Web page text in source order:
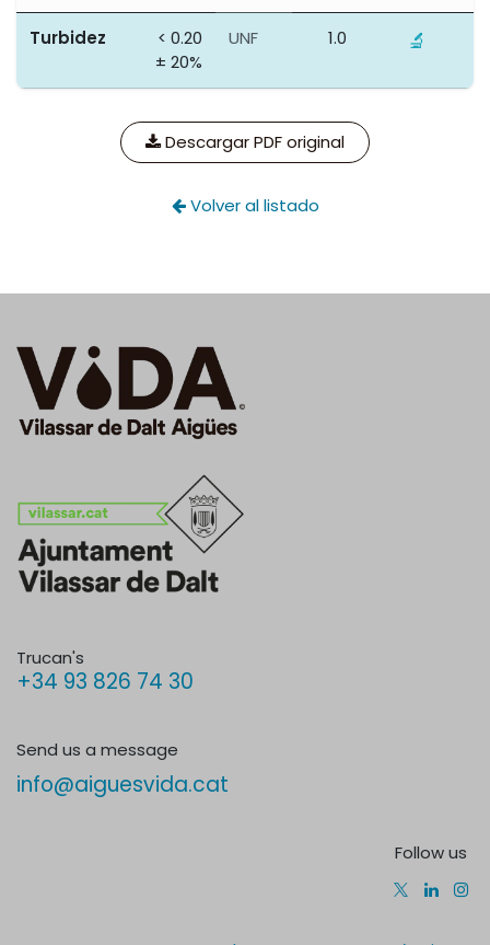
Turbidez
< 0.20
± 20%
UNF 1.0 🔬
Descargar PDF original
Volver al listado
Trucan's
+34 93 826 74 30
Send us a message
info@aiguesvida.cat
Follow us